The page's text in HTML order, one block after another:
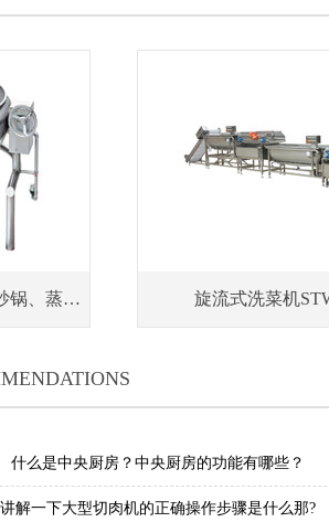
STWQC-250可倾蒸汽旋转炒锅、蒸汽型可倾式炒锅 中央厨房炒锅 旋流式洗菜机
什么是中央厨房？中央厨房的功能有哪些？
讲解一下大型切肉机的正确操作步骤是什么那?